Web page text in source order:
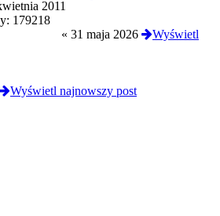
2011
179218
« 31 maja 2026
Wyświetl
Wyświetl najnowszy post